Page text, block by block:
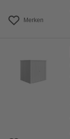
Merken